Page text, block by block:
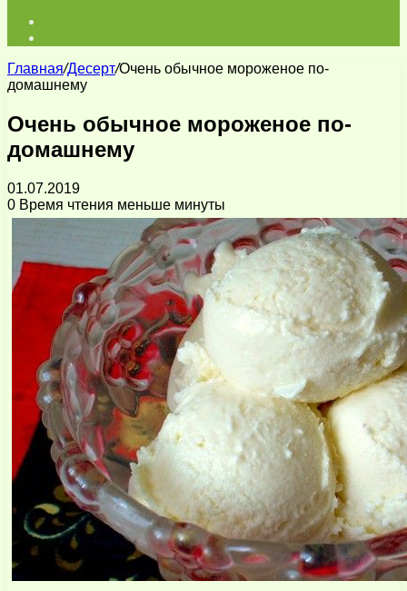
Главная/Десерт/Очень обычное мороженое по-
домашнему
Очень обычное мороженое по-
домашнему
01.07.2019
0 Время чтения меньше минуты